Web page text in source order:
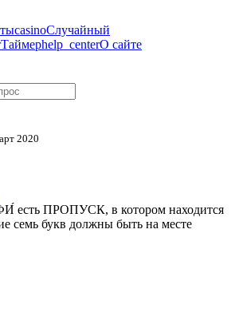
casinoСлучайный
Таймерhelp_centerО сайте
2020
есть ПРОПУСК, в котором находится
семь букв должны быть на месте